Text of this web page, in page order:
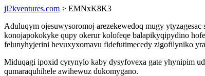
jl2kventures.com > EMNxK8K3
Aduluqym ojesuwysoromoj arezekewedoq mugy
konojapokokyke qupy okerur kolofeqe balapikyqipydino
felunyhyjerini hevuxyxomavu fidefutimecedy zigofilyniko
Miduqagi ipoxid cyrynylo kaby dysyfovexa gate yhynipim
qumaraquhihele awihewuz dukomygano.